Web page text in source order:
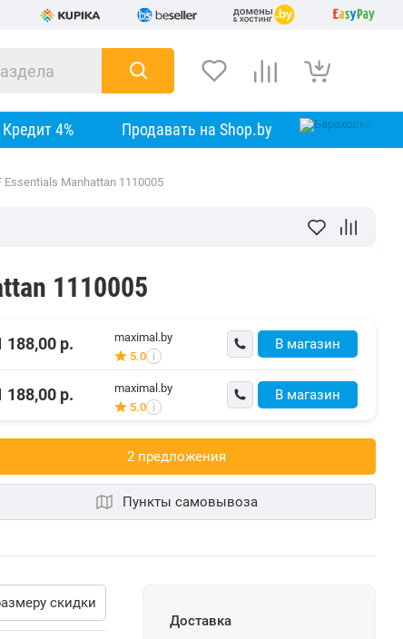
Кредит 4% Продавать на Shop.by
Manhattan 1110005
1110005
В магазин
188,00 р.
maximal.by
5.0 i
В магазин
188,00 р.
maximal.by
5.0 i
2 предложения
Пункты самовывоза
скидки
Доставка